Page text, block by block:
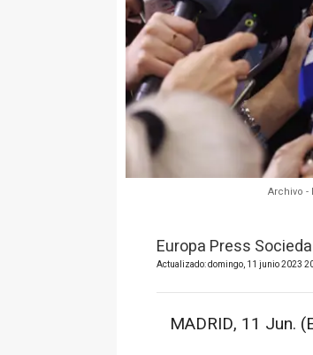
Archivo
Europa Press
Actualizado: domingo, 11 junio 2023
MADRID, 11 Jun.